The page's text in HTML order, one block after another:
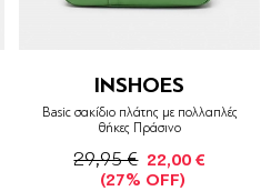
INSHOES
Basic σακίδιο πλάτης με πολλαπλές
θήκες Πράσινο
29,95 € 22,00 €
(27% OFF)